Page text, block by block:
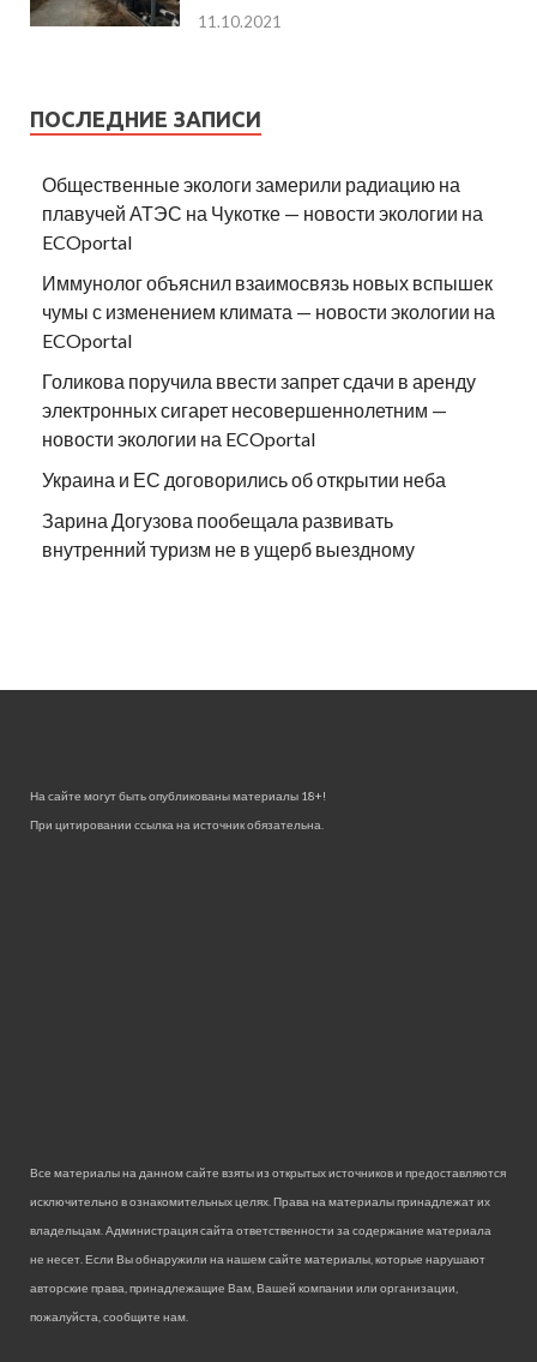
11.10.2021
ПОСЛЕДНИЕ ЗАПИСИ
Общественные экологи замерили радиацию на
плавучей АТЭС на Чукотке — новости экологии на
ECOportal
Иммунолог объяснил взаимосвязь новых вспышек
чумы с изменением климата — новости экологии на
ECOportal
Голикова поручила ввести запрет сдачи в аренду
электронных сигарет несовершеннолетним —
новости экологии на ECOportal
Украина и ЕС договорились об открытии неба
Зарина Догузова пообещала развивать
внутренний туризм не в ущерб выездному
На сайте могут быть опубликованы материалы 18+!
При цитировании ссылка на источник обязательна.
Все материалы на данном сайте взяты из открытых источников и предоставляются
исключительно в ознакомительных целях. Права на материалы принадлежат их
владельцам. Администрация сайта ответственности за содержание материала
не несет. Если Вы обнаружили на нашем сайте материалы, которые нарушают
авторские права, принадлежащие Вам, Вашей компании или организации,
пожалуйста, сообщите нам.